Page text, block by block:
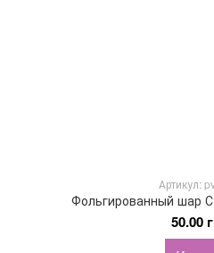
Артикул:
Фольгированный шар
50.00